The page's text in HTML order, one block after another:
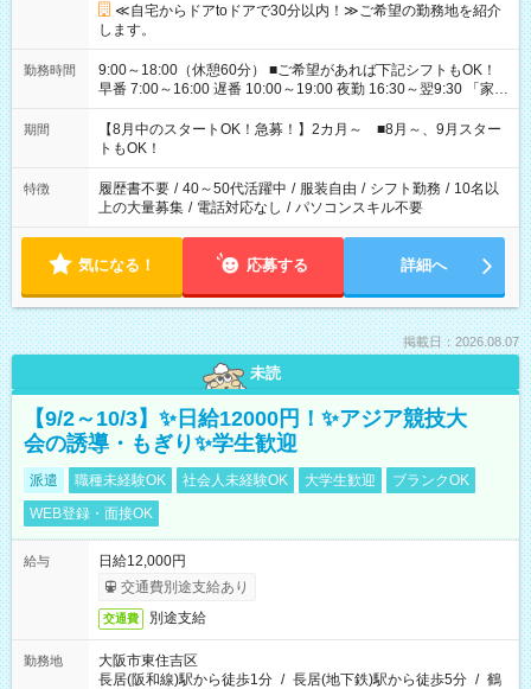
≪自宅からドアtoドアで30分以内！≫ご希望の勤務地を紹介
します。
勤務時間
9:00～18:00（休憩60分） ■ご希望があれば下記シフトもOK！
早番 7:00～16:00 遅番 10:00～19:00 夜勤 16:30～翌9:30 「家族
と休みを合わせたい」 「余裕を持って夕飯の準備がしたい」
「できれば残業はしたくない」 など、ご希望を教えてください
ね。 ※Wワーク希望の方へ 今ご覧のお仕事で希望する勤務時間
と、もう1つのお仕事の勤務時間。 合計で週40時間を超える場
合は応募できません。
期間
【8月中のスタートOK！急募！】2カ月～ ■8月～、9月スター
トもOK！
特徴 履歴書不要 / 40～50代活躍中 / 服装自由 / シフト勤務 / 10名以
上の大量募集 / 電話対応なし / パソコンスキル不要
気になる！ 応募する 詳細へ
掲載日：2026.08.07
未読
【9/2～10/3】✨日給12000円！✨アジア競技大
会の誘導・もぎり✨学生歓迎
派遣 職種未経験OK 社会人未経験OK 大学生歓迎
ブランクOK
WEB登録・面接OK
給与
日給12,000円
交通費別途支給あり
交通費 別途支給
勤務地
大阪市東住吉区
長居(阪和線)駅から徒歩1分 / 長居(地下鉄)駅から徒歩5分 / 鶴